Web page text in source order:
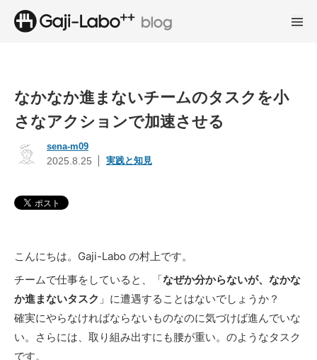
なかなか進まないチームのタスクを小
さなアクションで加速させる
sena-m09
2025.8.25 実践と知見
こんにちは。Gaji-Labo の村上です。
チームで仕事をしていると、「なぜか分からないが、なかな
か進まないタスク 」に遭遇することはないでしょうか？
確実にやらなければならないものなのに気づけば進んでいな
い。さらには、取り組み出すにも腰が重い。のようなタスク
です。